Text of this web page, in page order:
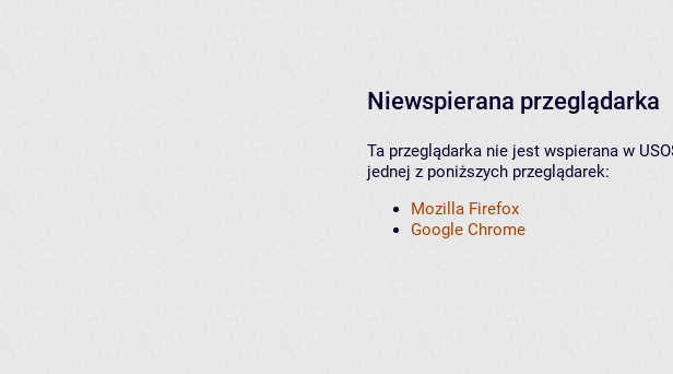
Niewspierana przeglądarka
Ta przeglądarka nie jest wspierana w
jednej z poniższych przeglądarek:
Mozilla Firefox
Google Chrome